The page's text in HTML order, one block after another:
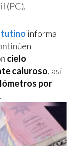
(PC).
informa
cielo
caluroso, así
por